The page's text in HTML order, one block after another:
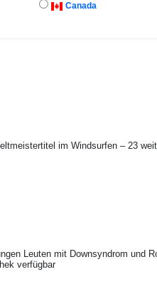
Canada
im Windsurfen – 23
Leuten mit Downsyndrom und
verfügbar